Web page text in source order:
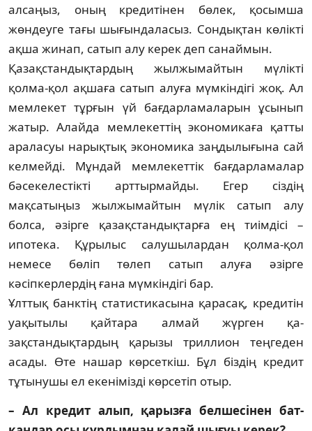
алсаңыз, оның кредитінен бөлек, қо­сым­ша
жөндеуге тағы шығындаласыз. Сон­дықтан көлікті
ақша жинап, сатып алу керек деп санаймын.
Қазақстандықтардың жылжымайтын мү­лікті
қолма-қол ақшаға сатып алуға мүмкіндігі жоқ. Ал
мемлекет тұрғын үй бағдарламаларын ұсы­нып
жатыр. Алайда мемлекеттің эко­но­ми­каға қатты
араласуы нарықтық экономика заң­дылығына сай
келмейді. Мұндай мемлекет­тік бағдарламалар
бәсекелестікті арттырмайды. Егер сіздің
мақсатыңыз жылжымайтын мүлік са­тып алу
болса, әзірге қазақстандықтарға ең тиім­дісі –
ипотека. Құрылыс салушылардан қол­ма-қол
немесе бөліп төлеп сатып алуға әзір­ге
кәсіпкерлердің ғана мүмкіндігі бар.
Ұлттық банктің статистикасына қарасақ, кре­дитін
уақытылы қайтара алмай жүрген қа­
зақстандықтардың қарызы триллион тең­геден
асады. Өте нашар көрсеткіш. Бұл біздің кре­дит
тұтынушы ел екенімізді көрсетіп отыр.
– Ал кредит алып, қарызға белшесінен бат­